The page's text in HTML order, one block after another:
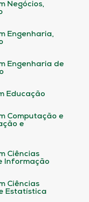
Negócios,
Engenharia,
Engenharia de
Educação
Computação e
e
Ciências
Informação
Ciências
Estatística